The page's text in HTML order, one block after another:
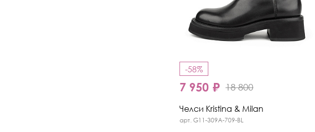
-58%
7 950 ₽ 18 800
Челси Kristina & Milan
арт. G11-309A-709-BL